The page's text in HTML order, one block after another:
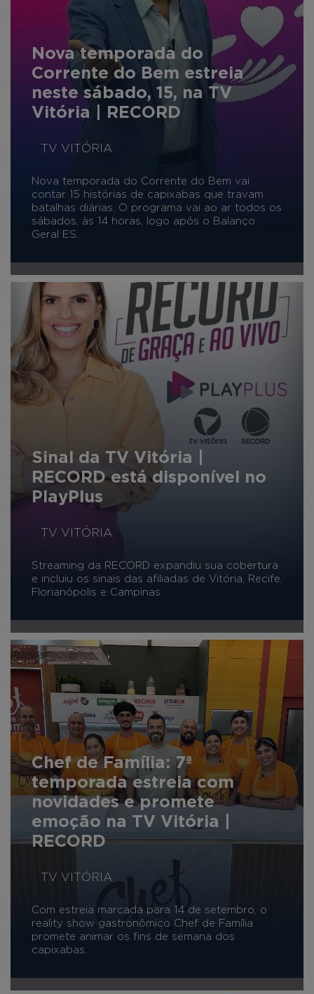
Nova temporada do
Corrente do Bem estreia
neste sábado, 15, na TV
Vitória | RECORD
TV VITÓRIA
Nova temporada do Corrente do Bem vai
contar 15 histórias de capixabas que travam
batalhas diárias. O programa vai ao ar todos os
sábados, às 14 horas, logo após o Balanço
Geral ES.
Sinal da TV Vitória |
RECORD está disponível no
PlayPlus
TV VITÓRIA
Streaming da RECORD expandiu sua cobertura
e incluiu os sinais das afiliadas de Vitória, Recife,
Florianópolis e Campinas.
Chef de Família: 7ª
temporada estreia com
novidades e promete
emoção na TV Vitória |
RECORD
TV VITÓRIA
Com estreia marcada para 14 de setembro, o
reality show gastronômico Chef de Família
promete animar os fins de semana dos
capixabas.